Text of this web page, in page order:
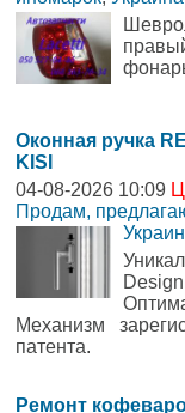
Оконная ручка
KISI
04-08-2026 10:09
Продам,
Механизм
патента.
Ремонт